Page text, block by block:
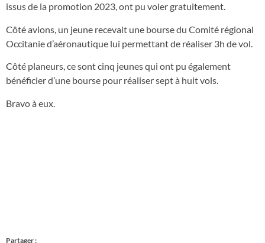
issus de la promotion 2023, ont pu voler gratuitement.
Côté avions, un jeune recevait une bourse du Comité régional
Occitanie d’aéronautique lui permettant de réaliser 3h de vol.
Côté planeurs, ce sont cinq jeunes qui ont pu également
bénéficier d’une bourse pour réaliser sept à huit vols.
Bravo à eux.
Partager :